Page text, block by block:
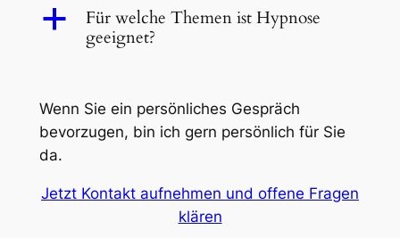
a
Für welche Themen ist Hypnose
geeignet?
Wenn Sie ein persönliches Gespräch
bevorzugen, bin ich gern persönlich für Sie
da.
Jetzt Kontakt aufnehmen und offene Fragen
klären